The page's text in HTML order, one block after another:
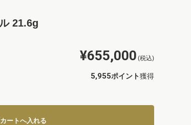
21.6g
¥655,000 (税込)
5,955ポイント獲得
カートへ入れる